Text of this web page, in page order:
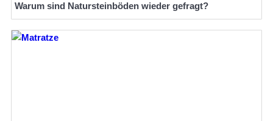
Warum sind Natursteinböden wieder gefragt?